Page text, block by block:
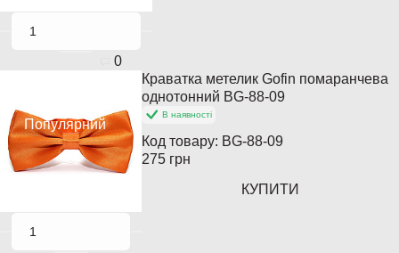
0
Популярний
Краватка метелик Gofin помаранчева
однотонний BG-88-09
В наявності
Код товару: BG-88-09
275 грн
КУПИТИ